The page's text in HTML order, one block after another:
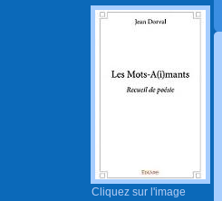
Cliquez sur l'image